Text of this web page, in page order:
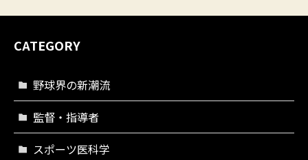
CATEGORY
野球界の新潮流
監督・指導者
スポーツ医科学